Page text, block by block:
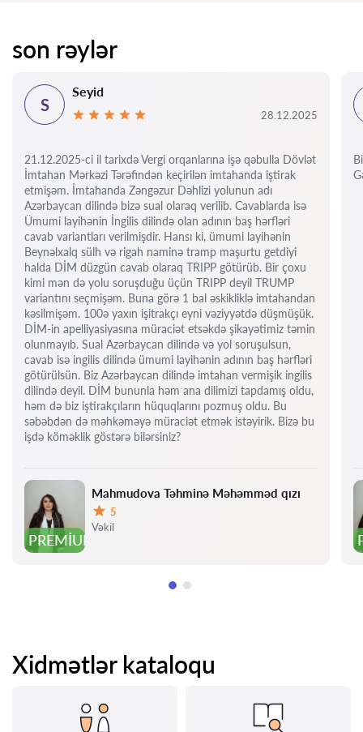
son rəylər
PREMIUM
Mahmudova Təhminə Məhəmməd qızı
Qiymət:
5
Vəkil
S
Seyid
28.12.2025
21.12.2025-ci il tarixdə Vergi orqanlarına işə qəbulla Dövlət
İmtahan Mərkəzi Tərəfindən keçirilən imtahanda iştirak
etmişəm. İmtahanda Zəngəzur Dəhlizi yolunun adı
Azərbaycan dilində bizə sual olaraq verilib. Cavablarda isə
Ümumi layihənin İngilis dilində olan adının baş hərfləri
cavab variantları verilmişdir. Hansı ki, ümumi layihənin
Beynəlxalq sülh və rigah naminə tramp maşurtu getdiyi
halda DİM düzgün cavab olaraq TRIPP götürüb. Bir çoxu
kimi mən də yolu soruşduğu üçün TRIPP deyil TRUMP
variantını seçmişəm. Buna görə 1 bal əskikliklə imtahandan
kəsilmişəm. 100ə yaxın işitrakçı eyni vəziyyətdə düşmüşük.
DİM-in apelliyasiyasına müraciət etsəkdə şikayətimiz təmin
olunmayıb. Sual Azərbaycan dilində və yol soruşulsun,
cavab isə ingilis dilində ümumi layihənin adının baş hərfləri
götürülsün. Biz Azərbaycan dilində imtahan vermişik ingilis
dilində deyil. DİM bununla həm ana dilimizi tapdamış oldu,
həm də biz iştirakçıların hüquqlarını pozmuş oldu. Bu
səbəbdən də məhkəməyə müraciət etmək istəyirik. Bizə bu
işdə köməklik göstərə bilərsiniz?
Xidmətlər kataloqu